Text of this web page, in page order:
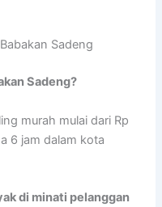
Sadeng
Sadeng?
murah mulai dari Rp
6 jam dalam kota
di minati pelanggan